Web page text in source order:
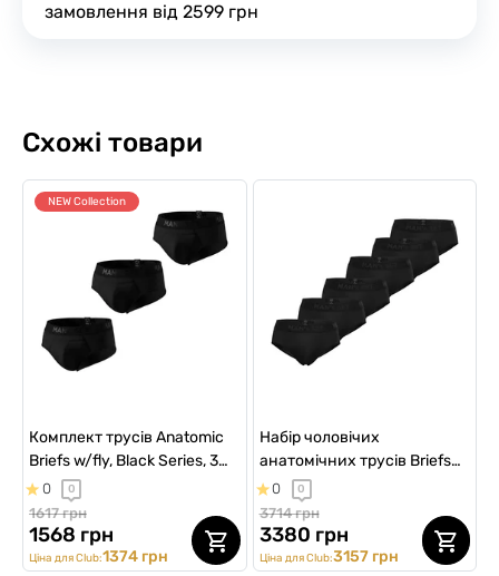
замовлення від 2599 грн
Схожі товари
NEW Collection
Комплект трусів Anatomic
Briefs w/fly, Black Series, 3
шт
0 0
1617 грн
1568 грн
Ціна для Club:1374 грн
Набір чоловічих
анатомічних трусів Briefs
2.0 Micromodal (6 шт)
0 0
3714 грн
3380 грн
Ціна для Club:3157 грн